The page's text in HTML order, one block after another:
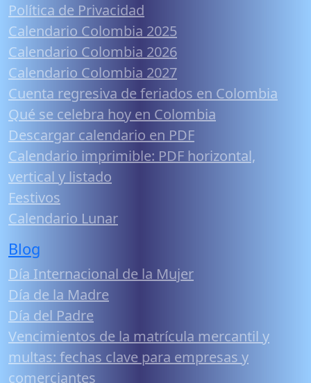
Política de Privacidad
Calendario Colombia 2025
Calendario Colombia 2026
Calendario Colombia 2027
Cuenta regresiva de feriados en Colombia
Qué se celebra hoy en Colombia
Descargar calendario en PDF
Calendario imprimible: PDF horizontal,
vertical y listado
Festivos
Calendario Lunar
Blog
Día Internacional de la Mujer
Día de la Madre
Día del Padre
Vencimientos de la matrícula mercantil y
multas: fechas clave para empresas y
comerciantes